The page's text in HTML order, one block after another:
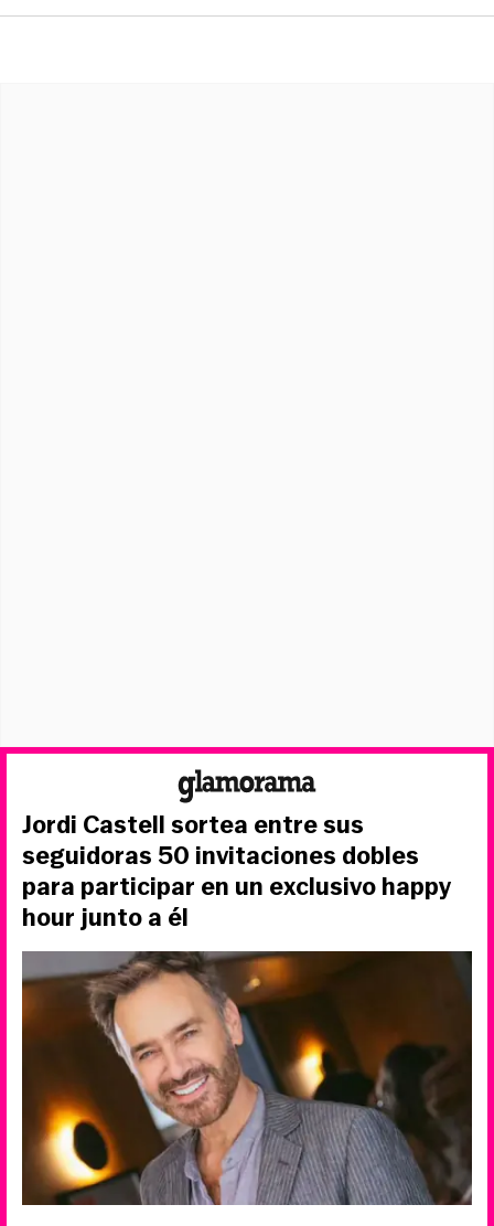
Jordi Castell sortea entre sus
seguidoras 50 invitaciones dobles
para participar en un exclusivo happy
hour junto a él